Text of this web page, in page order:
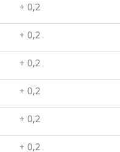
+ 0,2
+ 0,2
+ 0,2
+ 0,2
+ 0,2
+ 0,2